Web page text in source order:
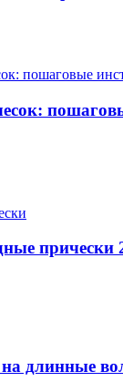
прически
длинные